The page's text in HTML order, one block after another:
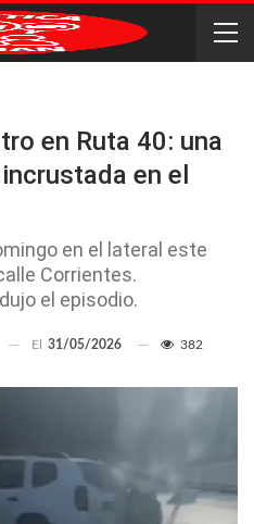
en Ruta 40: una
en el
en el lateral este
Corrientes.
el episodio.
El 31/05/2026 382